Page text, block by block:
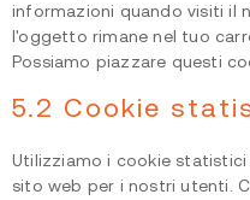
informazioni quando visiti il
l'oggetto rimane nel tuo
Possiamo piazzare questi
5.2 Cookie
Utilizziamo i cookie
sito web per i nostri utenti.